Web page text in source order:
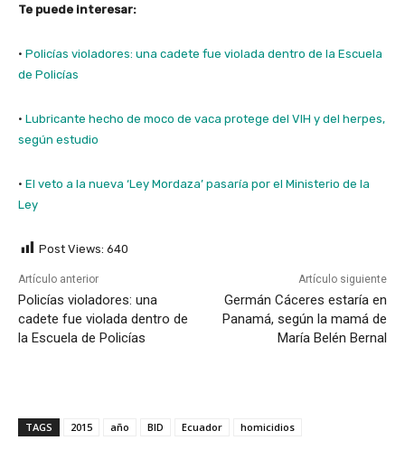
Te puede interesar:
· Policías violadores: una cadete fue violada dentro de la Escuela
de Policías
· Lubricante hecho de moco de vaca protege del VIH y del herpes,
según estudio
· El veto a la nueva ‘Ley Mordaza’ pasaría por el Ministerio de la
Ley
Post Views: 640
Artículo anterior
Policías violadores: una
cadete fue violada dentro de
la Escuela de Policías
Artículo siguiente
Germán Cáceres estaría en
Panamá, según la mamá de
María Belén Bernal
TAGS 2015 año BID Ecuador homicidios